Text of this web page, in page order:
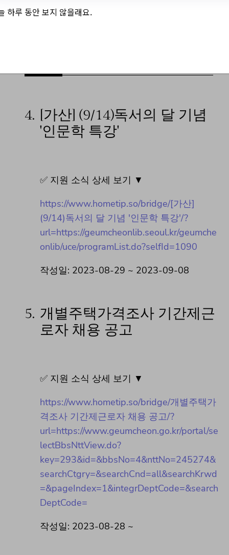
4.
[가산] (9/14)독서의 달 기념
'인문학 특강'
✅ 지원 소식 상세 보기 ▼
https://www.hometip.so/bridge/[가산]
(9/14)독서의 달 기념 '인문학 특강'/?
url=https://geumcheonlib.seoul.kr/geumche
onlib/uce/programList.do?selfId=1090
작성일: 2023-08-29 ~ 2023-09-08
5. 개별주택가격조사 기간제근
로자 채용 공고
✅ 지원 소식 상세 보기 ▼
https://www.hometip.so/bridge/개별주택가
격조사 기간제근로자 채용 공고/?
url=https://www.geumcheon.go.kr/portal/se
lectBbsNttView.do?
key=293&id=&bbsNo=4&nttNo=245274&
searchCtgry=&searchCnd=all&searchKrwd
=&pageIndex=1&integrDeptCode=&search
DeptCode=
작성일: 2023-08-28 ~
하루 동안 보지 않을래요.